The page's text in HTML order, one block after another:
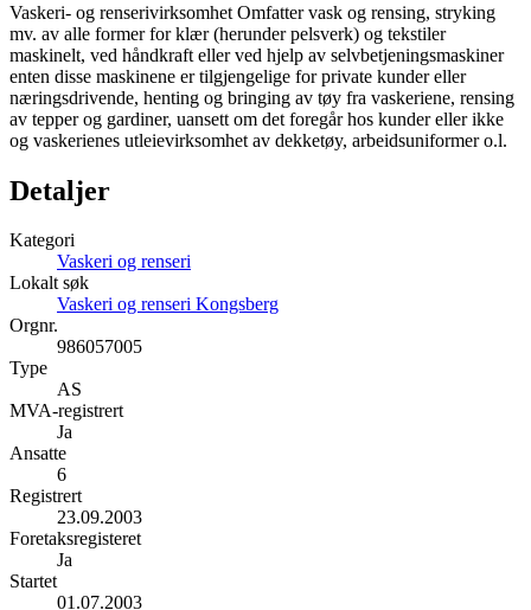
Vaskeri- og renserivirksomhet Omfatter vask og rensing, stryking
mv. av alle former for klær (herunder pelsverk) og tekstiler
maskinelt, ved håndkraft eller ved hjelp av selvbetjeningsmaskiner
enten disse maskinene er tilgjengelige for private kunder eller
næringsdrivende, henting og bringing av tøy fra vaskeriene, rensing
av tepper og gardiner, uansett om det foregår hos kunder eller ikke
og vaskerienes utleievirksomhet av dekketøy, arbeidsuniformer o.l.
Detaljer
Kategori
Vaskeri og renseri
Lokalt søk
Vaskeri og renseri Kongsberg
Orgnr.
986057005
Type
AS
MVA-registrert
Ja
Ansatte
6
Registrert
23.09.2003
Foretaksregisteret
Ja
Startet
01.07.2003